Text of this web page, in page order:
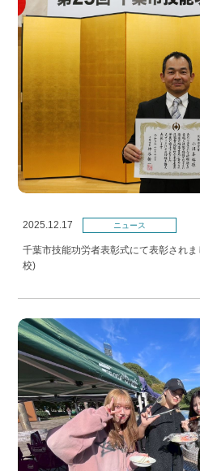
2025.12.17 ニュース
千葉市技能功労者表彰式にて表彰され
校)